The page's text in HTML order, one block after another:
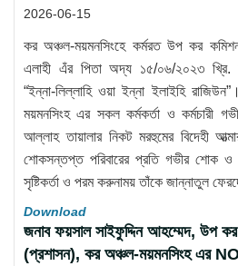
2026-06-15
কর অঞ্চল-ময়মনসিংহে কর্মরত উপ কর
এলাহী এঁর পিতা অদ্য ১৫/০৬/২০২৩ খ্রি.
“ইন্না-লিল্লাহি ওয়া ইন্না ইলাইহি
ময়মনসিংহ এর সকল কর্মকর্তা ও কর্মচারী
আল্লাহ তায়ালার নিকট মরহুমের বিদেহী
শোকসন্তপ্ত পরিবারের প্রতি গভীর শোক ও
সৃষ্টিকর্তা ও পরম করুনাময় তাঁকে জান্নাতুল
Download
জনাব ফয়সাল সাইফুদ্দিন আহম্মেদ, উপ
(প্রশাসন), কর অঞ্চল-ময়মনসিংহ এর